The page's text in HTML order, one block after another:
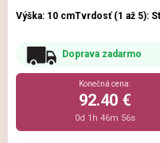
Výška: 10 cmTvrdosť (1 až 5):
Doprava zadarmo
Konečná cena:
92.40 €
0d 1h 46m 54s